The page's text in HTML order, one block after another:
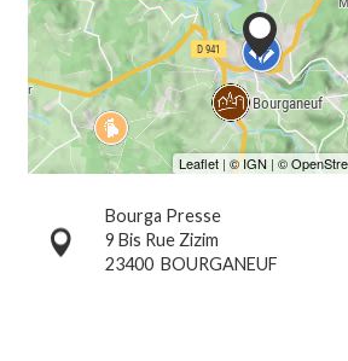
Bourga Presse
9 Bis Rue Zizim
23400 BOURGANEUF